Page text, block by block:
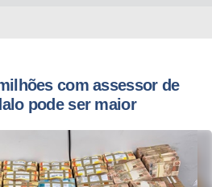
com assessor de
pode ser maior